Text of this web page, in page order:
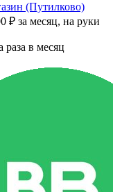
(Путилково)
₽ за месяц, на руки
в месяц